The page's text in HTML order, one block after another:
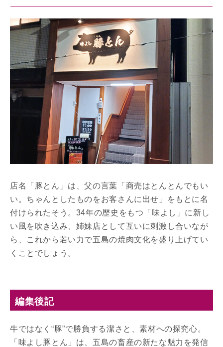
店名「豚とん」は、父の言葉「商売はとんとんでもい
い。ちゃんとしたものをお客さんに出せ」をもとに名
付けられたそう。34年の歴史をもつ「味よし」に新し
い風を吹き込み、姉妹店として互いに刺激し合いなが
ら、これから若い力で五島の焼肉文化を盛り上げてい
くことでしょう。
編集後記
牛ではなく“豚”で勝負する潔さと、素材への探究心。
「味よし豚とん」は、五島の畜産の新たな魅力を発信